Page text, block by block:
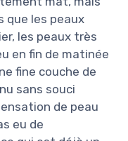
que les peaux
les peaux très
en fin de matinée
fine couche de
sans souci
de peau
eu de